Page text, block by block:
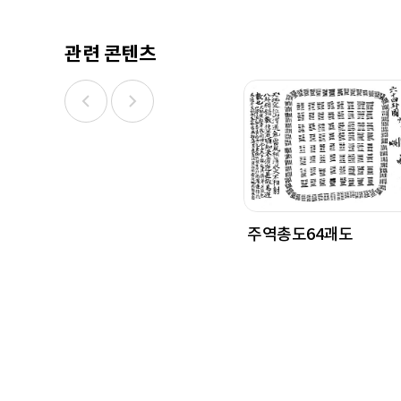
관련 콘텐츠
주역총도64괘도